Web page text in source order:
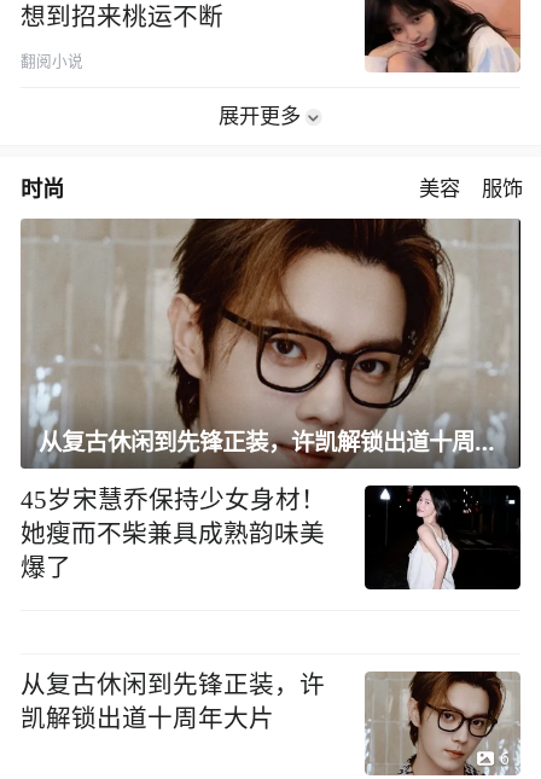
想到招来桃运不断
翻阅小说
展开更多
时尚 美容 服饰
从复古休闲到先锋正装，许凯解锁出道十周年大片
45岁宋慧乔保持少女身材！
她瘦而不柴兼具成熟韵味美
爆了
从复古休闲到先锋正装，许
凯解锁出道十周年大片
6